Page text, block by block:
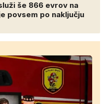
še 866 evrov na
povsem po naključju